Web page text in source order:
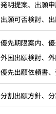
発明提案、出願申
出願可否検討、
優先期限案内、
外国出願検討、外
優先出願依頼書
分割出願方針、